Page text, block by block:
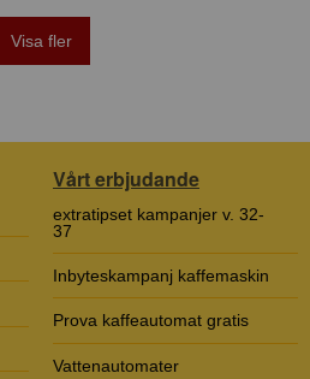
Visa fler
Vårt erbjudande
extratipset kampanjer v. 32-
37
Inbyteskampanj kaffemaskin
Prova kaffeautomat gratis
Vattenautomater